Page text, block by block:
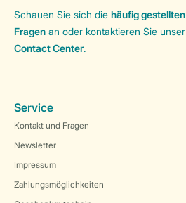
Schauen Sie sich die häufig gestellten
Fragen an oder kontaktieren Sie unser
Contact Center.
Service
Kontakt und Fragen
Newsletter
Impressum
Zahlungsmöglichkeiten